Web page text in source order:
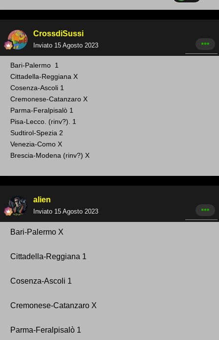
CrossdiSussi
Inviato 15 Agosto 2023
Bari-Palermo 1
Cittadella-Reg giana X
Cosenza-Ascoli 1
Cremonese -Catanzaro X
Parma-Feralpisalò 1
Pisa-Lecco. (rinv?). 1
Sudtirol-Spezia 2
Venezia-Como X
Brescia-Modena (rinv?) X
alien
Inviato 15 Agosto 2023
Bari -Palermo X
Cittadella-Reg giana 1
Cosenza -Ascoli 1
Cremonese -Catanzaro X
Parma-Feralpisalò 1